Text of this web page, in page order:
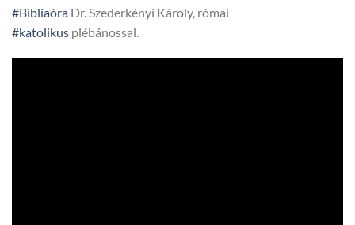
#Bibliaóra Dr. Szederkényi Károly, római
#katolikus plébánossal.